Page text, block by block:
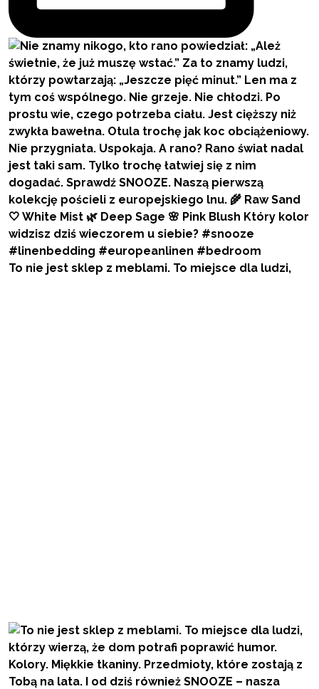
To nie jest sklep z meblami. To miejsce dla ludzi,